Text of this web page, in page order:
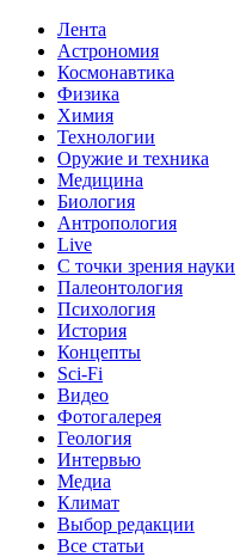
Лента
Астрономия
Космонавтика
Физика
Химия
Технологии
Оружие и техника
Медицина
Биология
Антропология
Live
С точки зрения науки
Палеонтология
Психология
История
Концепты
Sci-Fi
Видео
Фотогалерея
Геология
Интервью
Медиа
Климат
Выбор редакции
Все статьи